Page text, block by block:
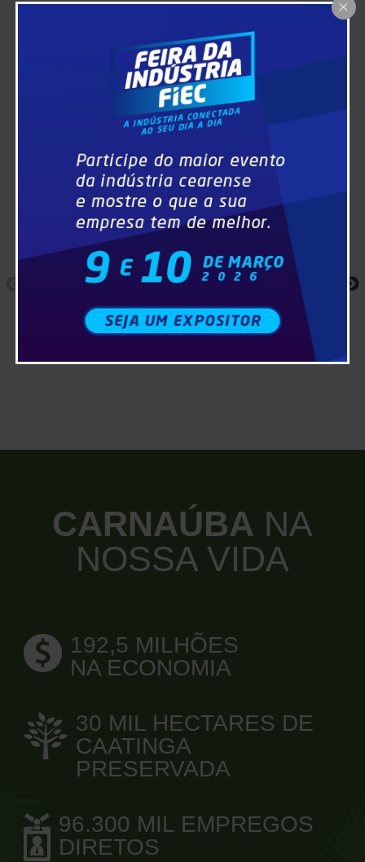
NOSSOS
ASSOCIADOS
CARNAÚBA NA
NOSSA VIDA
192,5 MILHÕES
NA ECONOMIA
30 MIL HECTARES DE
CAATINGA
PRESERVADA
96.300 MIL EMPREGOS
DIRETOS